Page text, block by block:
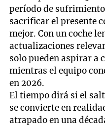
período de
sacrificar el presente
mejor. Con un coche
actualizaciones
solo pueden aspirar a
mientras el equipo
en 2026.
El tiempo dirá si el
se convierte en
atrapado en una